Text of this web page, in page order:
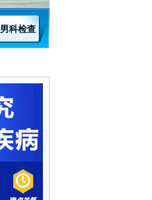
男科检查